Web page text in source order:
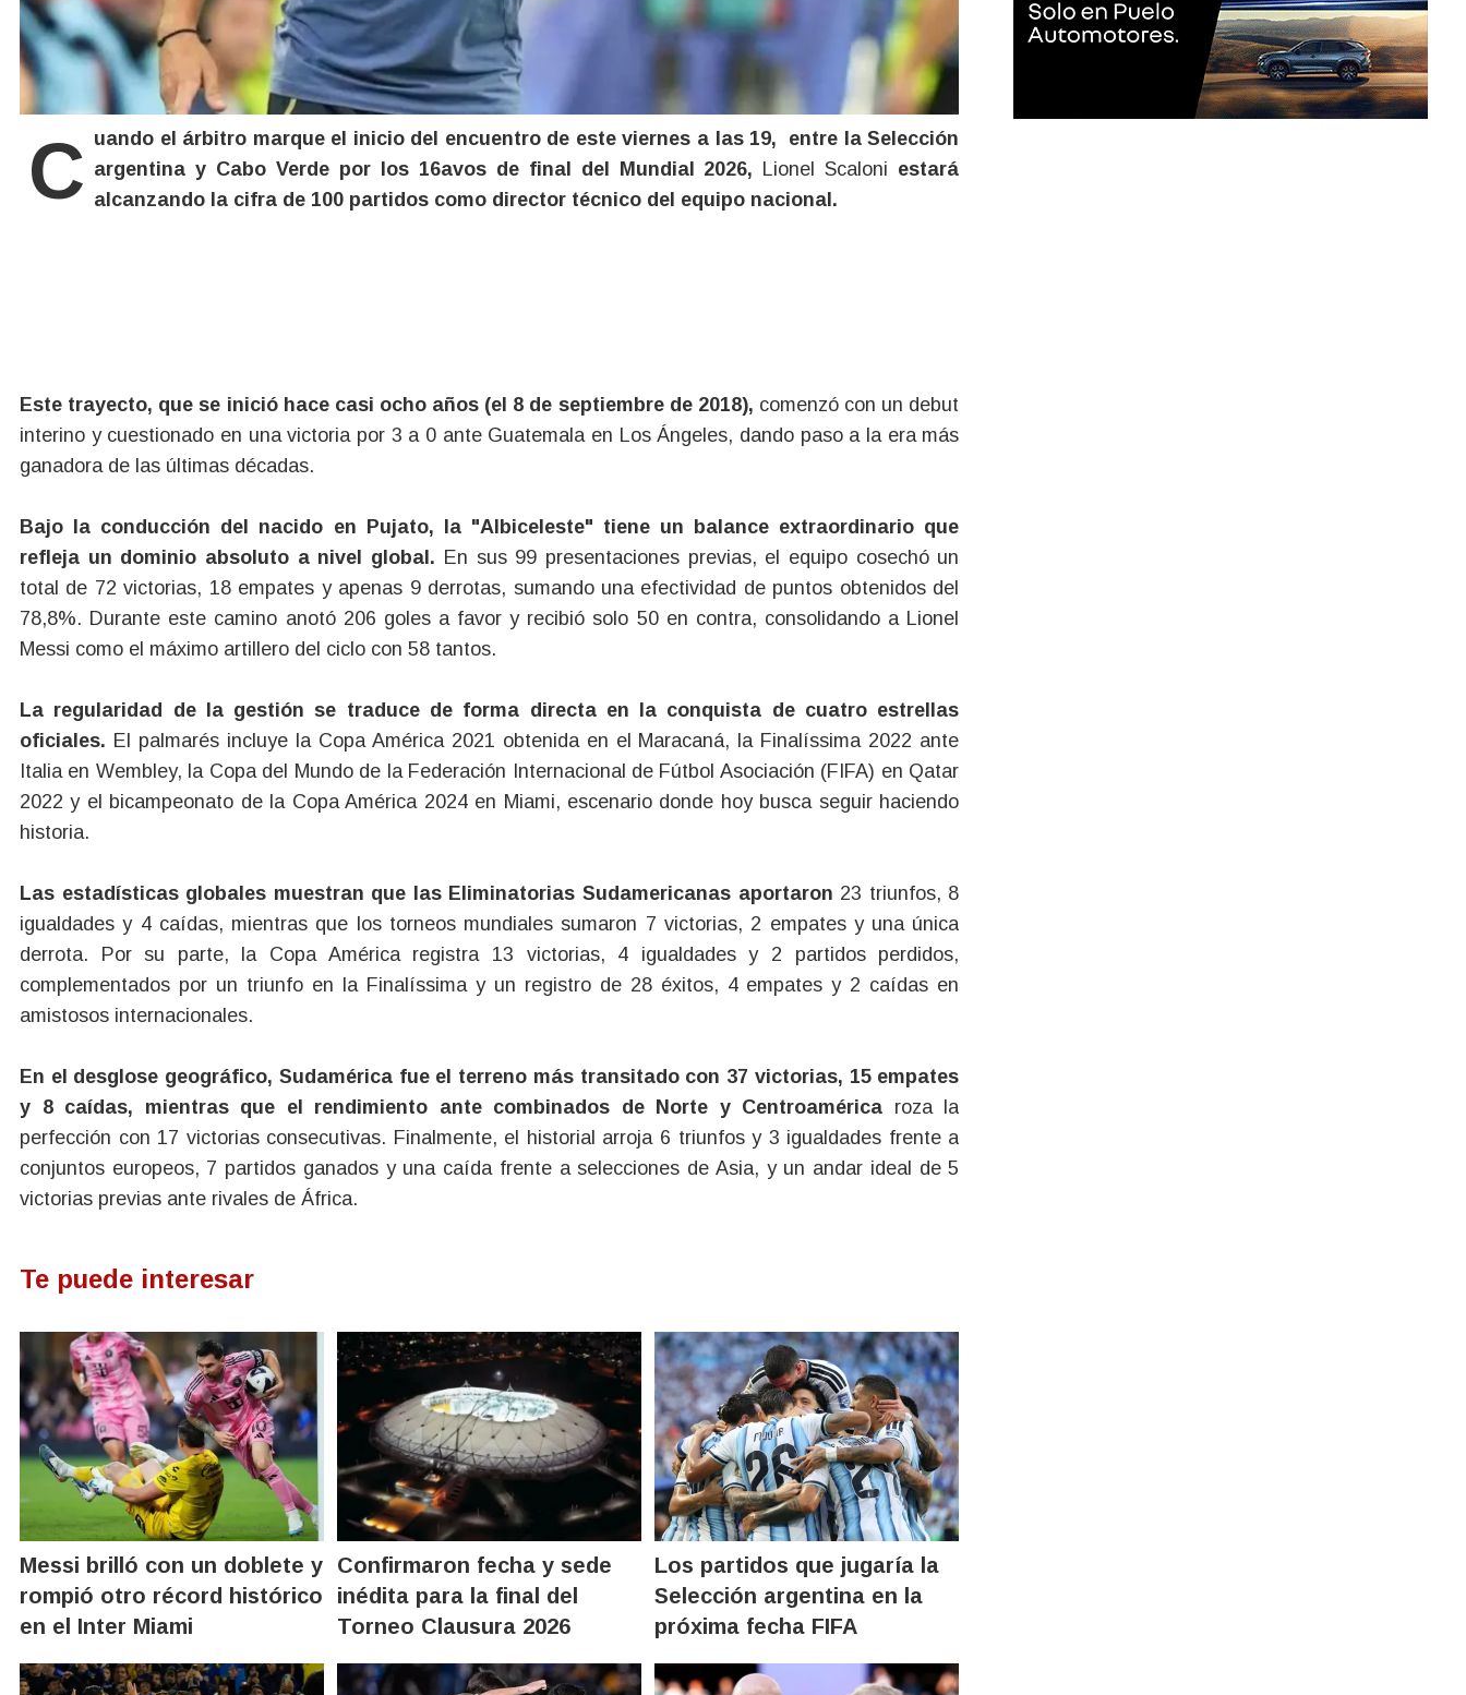
Cuando el árbitro marque el inicio del encuentro de este viernes a las 19, entre la Selección argentina y Cabo Verde por los 16avos de final del Mundial 2026, Lionel Scaloni estará
alcanzando la cifra de 100 partidos como director técnico del equipo nacional.
Este trayecto, que se inició hace casi ocho años (el 8 de septiembre de 2018), comenzó con un debut
interino y cuestionado en una victoria por 3 a 0 ante Guatemala en Los Ángeles, dando paso a la era más
ganadora de las últimas décadas.
Bajo la conducción del nacido en Pujato, la "Albiceleste" tiene un balance extraordinario que
refleja un dominio absoluto a nivel global. En sus 99 presentaciones previas, el equipo cosechó un
total de 72 victorias, 18 empates y apenas 9 derrotas, sumando una efectividad de puntos obtenidos del
78,8%. Durante este camino anotó 206 goles a favor y recibió solo 50 en contra, consolidando a Lionel
Messi como el máximo artillero del ciclo con 58 tantos.
La regularidad de la gestión se traduce de forma directa en la conquista de cuatro estrellas
oficiales. El palmarés incluye la Copa América 2021 obtenida en el Maracaná, la Finalíssima 2022 ante
Italia en Wembley, la Copa del Mundo de la Federación Internacional de Fútbol Asociación (FIFA) en Qatar
2022 y el bicampeonato de la Copa América 2024 en Miami, escenario donde hoy busca seguir haciendo
historia.
Las estadísticas globales muestran que las Eliminatorias Sudamericanas aportaron 23 triunfos, 8
igualdades y 4 caídas, mientras que los torneos mundiales sumaron 7 victorias, 2 empates y una única
derrota. Por su parte, la Copa América registra 13 victorias, 4 igualdades y 2 partidos perdidos,
complementados por un triunfo en la Finalíssima y un registro de 28 éxitos, 4 empates y 2 caídas en
amistosos internacionales.
En el desglose geográfico, Sudamérica fue el terreno más transitado con 37 victorias, 15 empates
y 8 caídas, mientras que el rendimiento ante combinados de Norte y Centroamérica roza la
perfección con 17 victorias consecutivas. Finalmente, el historial arroja 6 triunfos y 3 igualdades frente a
conjuntos europeos, 7 partidos ganados y una caída frente a selecciones de Asia, y un andar ideal de 5
victorias previas ante rivales de África.
Te puede interesar
Messi brilló con un doblete y
rompió otro récord histórico
en el Inter Miami
Confirmaron fecha y sede
inédita para la final del
Torneo Clausura 2026
Los partidos que jugaría la
Selección argentina en la
próxima fecha FIFA